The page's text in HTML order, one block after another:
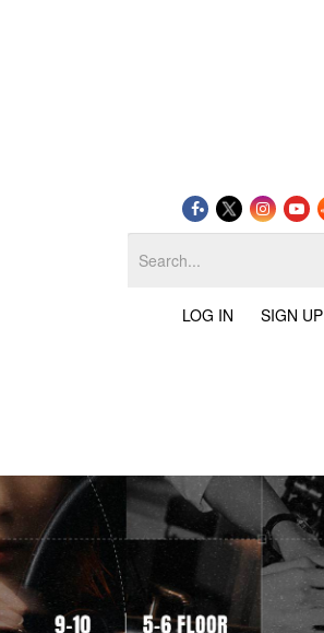
LOG IN SIGN UP